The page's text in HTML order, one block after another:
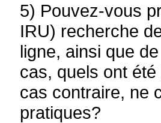
5) Pouvez-vous
IRU) recherche
ligne, ainsi que
cas, quels ont
cas contraire, ne
pratiques?